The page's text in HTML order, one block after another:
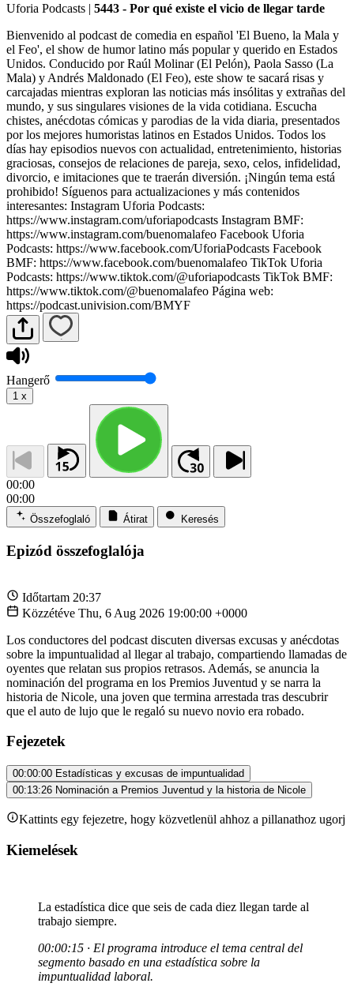
Uforia Podcasts | 5443 - Por qué existe el vicio de llegar tarde
Bienvenido al podcast de comedia en español 'El Bueno, la Mala y
el Feo', el show de humor latino más popular y querido en Estados
Unidos. Conducido por Raúl Molinar (El Pelón), Paola Sasso (La
Mala) y Andrés Maldonado (El Feo), este show te sacará risas y
carcajadas mientras exploran las noticias más insólitas y extrañas del
mundo, y sus singulares visiones de la vida cotidiana. Escucha
chistes, anécdotas cómicas y parodias de la vida diaria, presentados
por los mejores humoristas latinos en Estados Unidos. Todos los
días hay episodios nuevos con actualidad, entretenimiento, historias
graciosas, consejos de relaciones de pareja, sexo, celos, infidelidad,
divorcio, e imitaciones que te traerán diversión. ¡Ningún tema está
prohibido! Síguenos para actualizaciones y más contenidos
interesantes: Instagram Uforia Podcasts:
https://www.instagram.com/uforiapodcasts Instagram BMF:
https://www.instagram.com/buenomalafeo Facebook Uforia
Podcasts: https://www.facebook.com/UforiaPodcasts Facebook
BMF: https://www.facebook.com/buenomalafeo TikTok Uforia
Podcasts: https://www.tiktok.com/@uforiapodcasts TikTok BMF:
https://www.tiktok.com/@buenomalafeo Página web:
https://podcast.univision.com/BMYF
Hangerő
1 x
00:00
00:00
Összefoglaló Átirat Keresés
Epizód összefoglalója
Időtartam 20:37
Közzétéve Thu, 6 Aug 2026 19:00:00 +0000
Los conductores del podcast discuten diversas excusas y anécdotas
sobre la impuntualidad al llegar al trabajo, compartiendo llamadas de
oyentes que relatan sus propios retrasos. Además, se anuncia la
nominación del programa en los Premios Juventud y se narra la
historia de Nicole, una joven que termina arrestada tras descubrir
que el auto de lujo que le regaló su nuevo novio era robado.
Fejezetek
00:00:00 Estadísticas y excusas de impuntualidad
00:13:26 Nominación a Premios Juventud y la historia de Nicole
Kattints egy fejezetre, hogy közvetlenül ahhoz a pillanathoz ugorj
Kiemelések
La estadística dice que seis de cada diez llegan tarde al
trabajo siempre.
00:00:15 · El programa introduce el tema central del
segmento basado en una estadística sobre la
impuntualidad laboral.